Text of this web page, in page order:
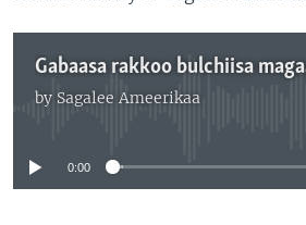
by Sagalee Ameerikaa
No media source
0:00